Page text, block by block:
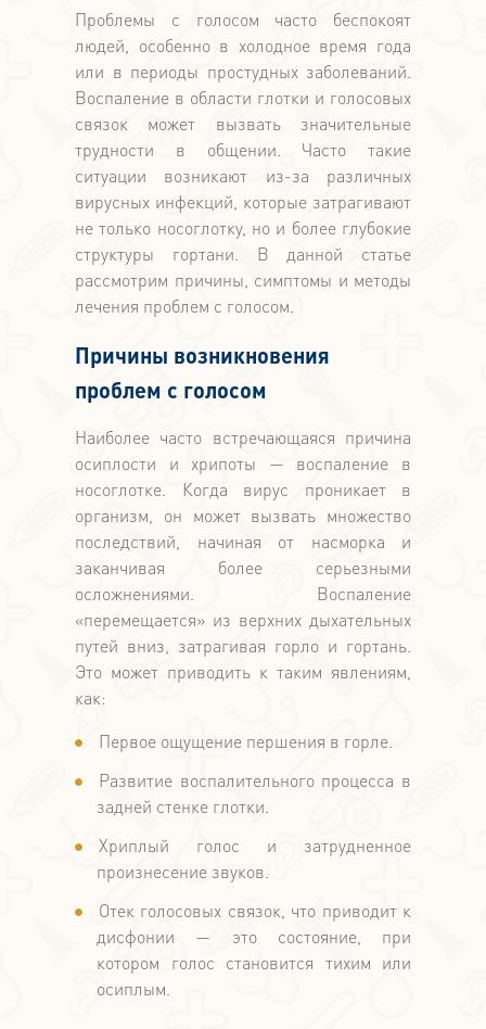
Проблемы с голосом часто беспокоят
людей, особенно в холодное время года
или в периоды простудных заболеваний.
Воспаление в области глотки и голосовых
связок может вызвать значительные
трудности в общении. Часто такие
ситуации возникают из-за различных
вирусных инфекций, которые затрагивают
не только носоглотку, но и более глубокие
структуры гортани. В данной статье
рассмотрим причины, симптомы и методы
лечения проблем с голосом.
Причины возникновения
проблем с голосом
Наиболее часто встречающаяся причина
осиплости и хрипоты — воспаление в
носоглотке. Когда вирус проникает в
организм, он может вызвать множество
последствий, начиная от насморка и
заканчивая более серьезными
осложнениями. Воспаление
«перемещается» из верхних дыхательных
путей вниз, затрагивая горло и гортань.
Это может приводить к таким явлениям,
как:
Первое ощущение першения в горле.
Развитие воспалительного процесса в
задней стенке глотки.
Хриплый голос и затрудненное
произнесение звукoв.
Отек голосовых связок, что приводит к
дисфонии — это состояние, при
котором голос становится тихим или
осиплым.